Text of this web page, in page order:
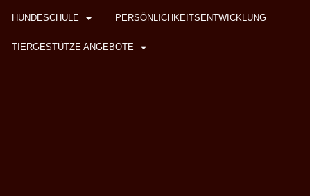
HUNDESCHULE PERSÖNLICHKEITSENTWICKLUNG
TIERGESTÜTZE ANGEBOTE